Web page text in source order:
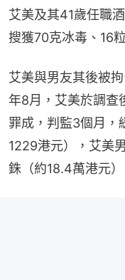
艾美及其41歲任職
搜獲70克冰毒、16
艾美與男友其後被
年8月，艾美於調查
罪成，判監3個月，
1229港元），艾美
銖（約18.4萬港元）